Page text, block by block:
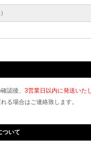
認後、 3営業日以内に発送いた
る場合はご連絡致します。
ついて